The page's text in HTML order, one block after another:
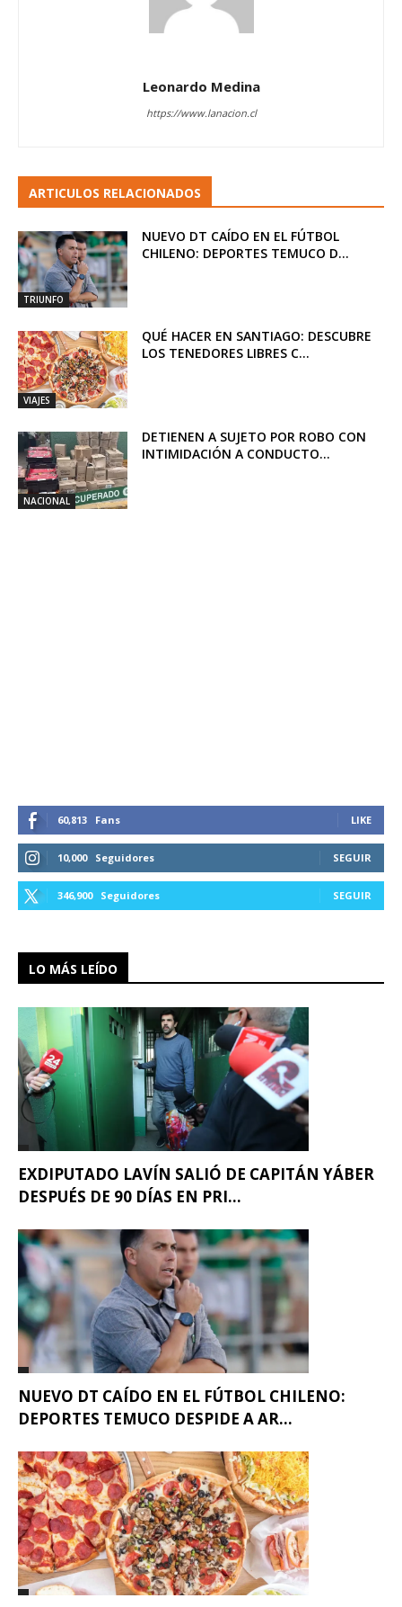
Leonardo Medina
https://www.lanacion.cl
ARTICULOS RELACIONADOS
TRIUNFO
NUEVO DT CAÍDO EN EL FÚTBOL
CHILENO: DEPORTES TEMUCO D...
VIAJES
QUÉ HACER EN SANTIAGO: DESCUBRE
LOS TENEDORES LIBRES C...
NACIONAL
DETIENEN A SUJETO POR ROBO CON
INTIMIDACIÓN A CONDUCTO...
60,813 Fans LIKE
10,000 Seguidores SEGUIR
346,900 Seguidores SEGUIR
LO MÁS LEÍDO
EXDIPUTADO LAVÍN SALIÓ DE CAPITÁN YÁBER
DESPUÉS DE 90 DÍAS EN PRI...
NUEVO DT CAÍDO EN EL FÚTBOL CHILENO:
DEPORTES TEMUCO DESPIDE A AR...